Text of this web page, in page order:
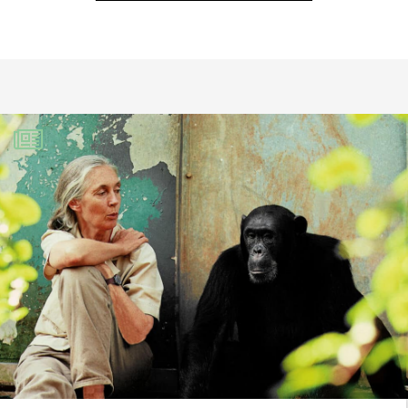
Nath 31 juillet 2022
Quand l’espèce humaine cessera-t-elle
de vivre pour elle même en sacrifiant
tout ce qui n’est pas elle à son profit ?
Certains d’entre nous sont les virus qui
détruisent la vie sur terre. Il est urgent
de les détruire définitivement